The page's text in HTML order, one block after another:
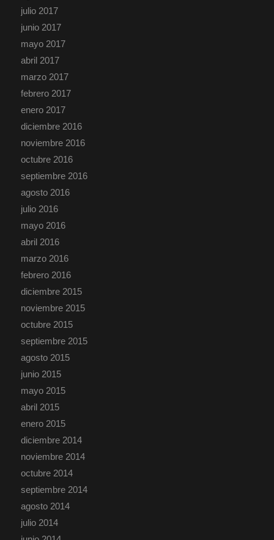
julio 2017
junio 2017
mayo 2017
abril 2017
marzo 2017
febrero 2017
enero 2017
diciembre 2016
noviembre 2016
octubre 2016
septiembre 2016
agosto 2016
julio 2016
mayo 2016
abril 2016
marzo 2016
febrero 2016
diciembre 2015
noviembre 2015
octubre 2015
septiembre 2015
agosto 2015
junio 2015
mayo 2015
abril 2015
enero 2015
diciembre 2014
noviembre 2014
octubre 2014
septiembre 2014
agosto 2014
julio 2014